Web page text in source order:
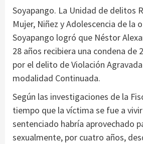
Soyapango. La Unidad de delitos
Mujer, Niñez y Adolescencia de la
Soyapango logró que Néstor
28 años recibiera una condena de
por el delito de Violación
modalidad Continuada.
Según las investigaciones de la
tiempo que la víctima se fue a
sentenciado habría aprovechado
sexualmente, por cuatro años,